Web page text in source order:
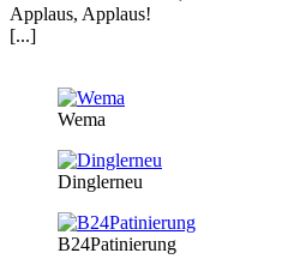
Applaus, Applaus!
[...]
Wema
Dinglerneu
B24Patinierung